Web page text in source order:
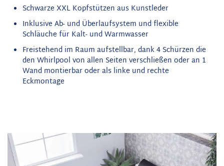
Schwarze XXL Kopfstützen aus Kunstleder
Inklusive Ab- und Überlaufsystem und flexible
Schläuche für Kalt- und Warmwasser
Freistehend im Raum aufstellbar, dank 4 Schürzen die
den Whirlpool von allen Seiten verschließen oder an 1
Wand montierbar oder als linke und rechte
Eckmontage